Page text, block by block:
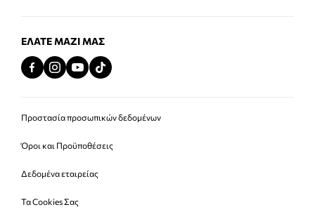
ΕΛΆΤΕ ΜΑΖΊ ΜΑΣ
Προστασία προσωπικών δεδομένων
Όροι και Προϋποθέσεις
Δεδομένα εταιρείας
Τα Cookies Σας